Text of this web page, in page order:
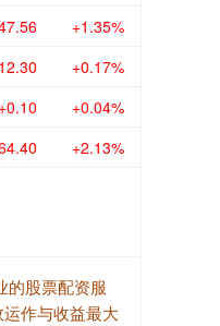
+1.35%
+0.17%
+0.10 +0.04%
+2.13%
的股票配资服
作与收益最大